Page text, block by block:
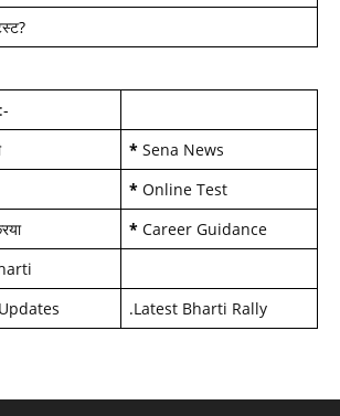
?
* Sena News
* Online Test
* Career Guidance
.Latest Bharti Rally